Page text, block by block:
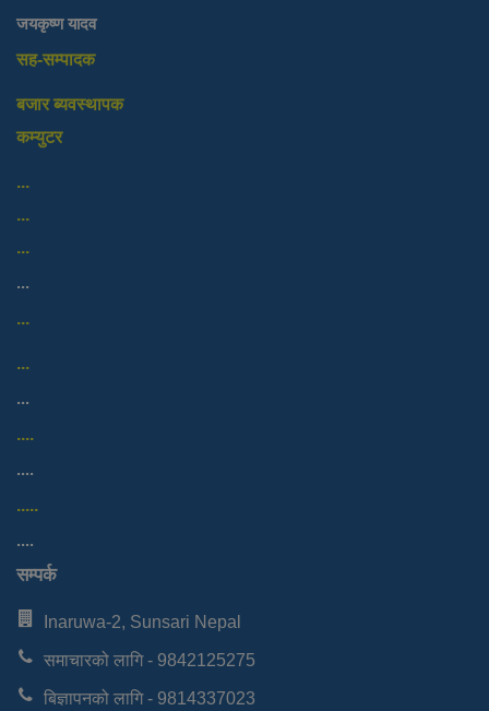
जयकृष्ण यादव
सह-सम्पादक
बजार ब्यवस्थापक
कम्युटर
...
...
...
...
...
...
...
....
....
.....
....
सम्पर्क
Inaruwa-2, Sunsari Nepal
समाचारको लागि - 9842125275
बिज्ञापनको लागि - 9814337023